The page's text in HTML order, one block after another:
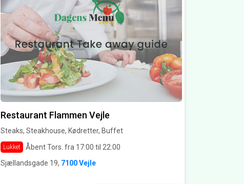
Restaurant Flammen Vejle
Steaks, Steakhouse, Kødretter, Buffet
Lukket
Åbent Tors. fra 17:00 til 22:00
Sjællandsgade 19, 7100 Vejle